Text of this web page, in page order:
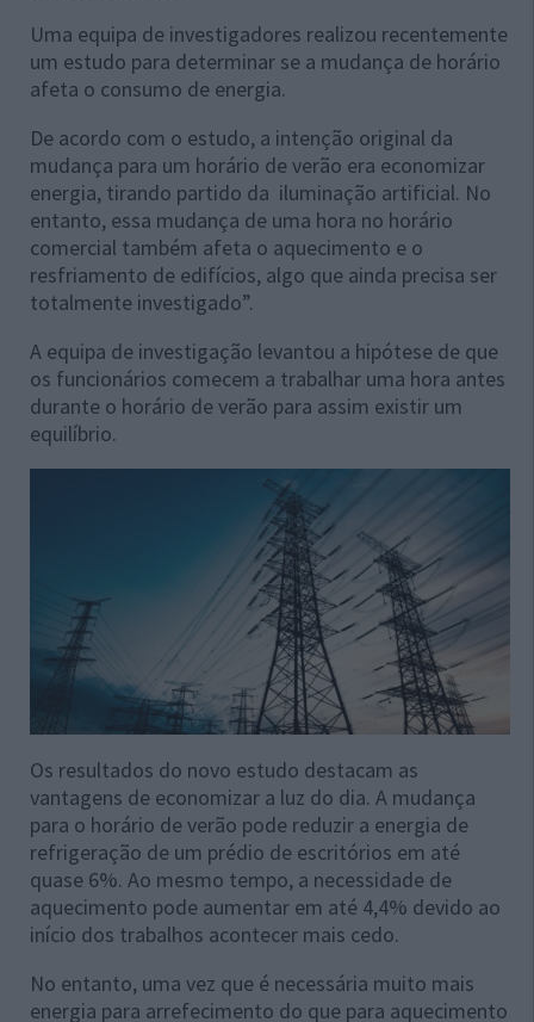
Uma equipa de investigadores realizou recentemente
um estudo para determinar se a mudança de horário
afeta o consumo de energia.
De acordo com o estudo, a intenção original da
mudança para um horário de verão era economizar
energia, tirando partido da iluminação artificial. No
entanto, essa mudança de uma hora no horário
comercial também afeta o aquecimento e o
resfriamento de edifícios, algo que ainda precisa ser
totalmente investigado”.
A equipa de investigação levantou a hipótese de que
os funcionários comecem a trabalhar uma hora antes
durante o horário de verão para assim existir um
equilíbrio.
Os resultados do novo estudo destacam as
vantagens de economizar a luz do dia. A mudança
para o horário de verão pode reduzir a energia de
refrigeração de um prédio de escritórios em até
quase 6%. Ao mesmo tempo, a necessidade de
aquecimento pode aumentar em até 4,4% devido ao
início dos trabalhos acontecer mais cedo.
No entanto, uma vez que é necessária muito mais
energia para arrefecimento do que para aquecimento